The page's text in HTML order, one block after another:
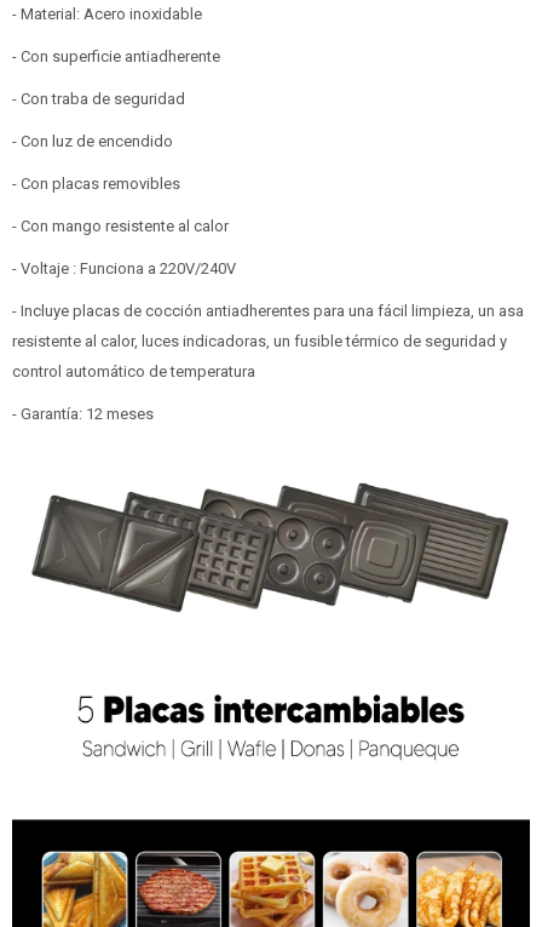
- Material: Acero inoxidable
- Con superficie antiadherente
- Con traba de seguridad
- Con luz de encendido
- Con placas removibles
- Con mango resistente al calor
- Voltaje : Funciona a 220V/240V
- Incluye placas de cocción antiadherentes para una fácil limpieza, un asa
resistente al calor, luces indicadoras, un fusible térmico de seguridad y
control automático de temperatura
- Garantía: 12 meses